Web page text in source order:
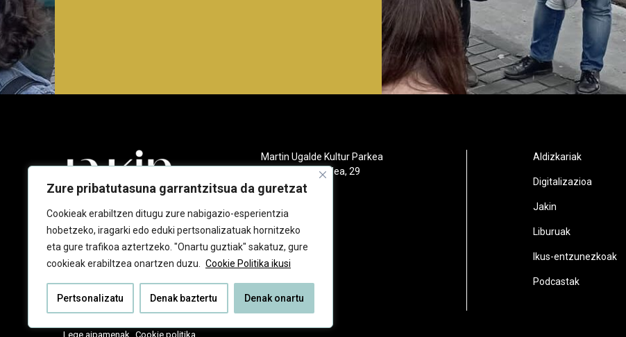
Zure pribatutasuna garrantzitsua da guretzat
Cookieak erabiltzen ditugu zure nabigazio-esperientzia
hobetzeko, iragarki edo eduki pertsonalizatuak hornitzeko
eta gure trafikoa aztertzeko. "Onartu guztiak" sakatuz, gure
cookieak erabiltzea onartzen duzu.
Cookie Politika ikusi
Pertsonalizatu Denak baztertu Denak onartu
Martin Ugalde Kultur Parkea
Gudarien etorbidea, 29
20140 Andoain
943 218 092
jakin@jakin.eus
Aldizkariak
Digitalizazioa
Jakin
Liburuak
Ikus-entzunezkoak
Podcastak
Lege aipamenak Cookie politika